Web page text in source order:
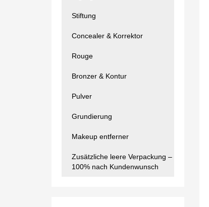
Stiftung
Concealer & Korrektor
Rouge
Bronzer & Kontur
Pulver
Grundierung
Makeup entferner
Zusätzliche leere Verpackung –
100% nach Kundenwunsch